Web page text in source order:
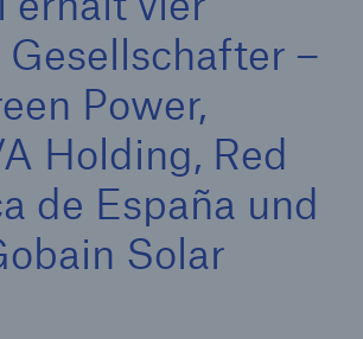
–
Power,
Holding, Red
de España und
Solar
for insurance